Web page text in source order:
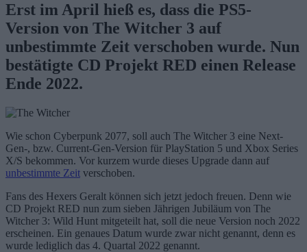
Erst im April hieß es, dass die PS5-
Version von The Witcher 3 auf
unbestimmte Zeit verschoben wurde. Nun
bestätigte CD Projekt RED einen Release
Ende 2022.
Wie schon Cyberpunk 2077, soll auch The Witcher 3 eine Next-
Gen-, bzw. Current-Gen-Version für PlayStation 5 und Xbox Series
X/S bekommen. Vor kurzem wurde dieses Upgrade dann auf
unbestimmte Zeit verschoben.
Fans des Hexers Geralt können sich jetzt jedoch freuen. Denn wie
CD Projekt RED nun zum sieben Jährigen Jubiläum von The
Witcher 3: Wild Hunt mitgeteilt hat, soll die neue Version noch 2022
erscheinen. Ein genaues Datum wurde zwar nicht genannt, denn es
wurde lediglich das 4. Quartal 2022 genannt.